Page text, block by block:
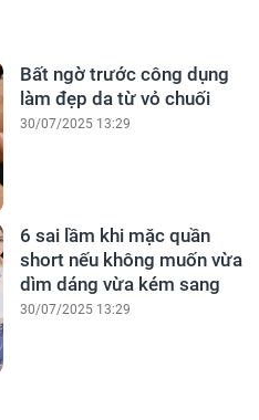
Bất ngờ trước công dụng
làm đẹp da từ vỏ chuối
30/07/2025 13:29
6 sai lầm khi mặc quần
short nếu không muốn vừa
dìm dáng vừa kém sang
30/07/2025 13:29